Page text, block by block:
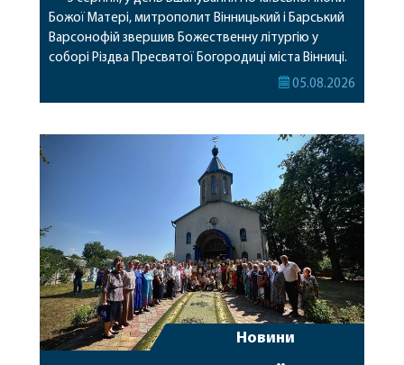
Божої Матері, митрополит Вінницький і Барський
Варсонофій звершив Божественну літургію у
соборі Різдва Пресвятої Богородиці міста Вінниці.
Його Високопреосвященству співслужили
священному сані. Під час богослужіння підносилися
особливі молитви за мир в Україні, за воїнів, які
05.08.2026
Новини